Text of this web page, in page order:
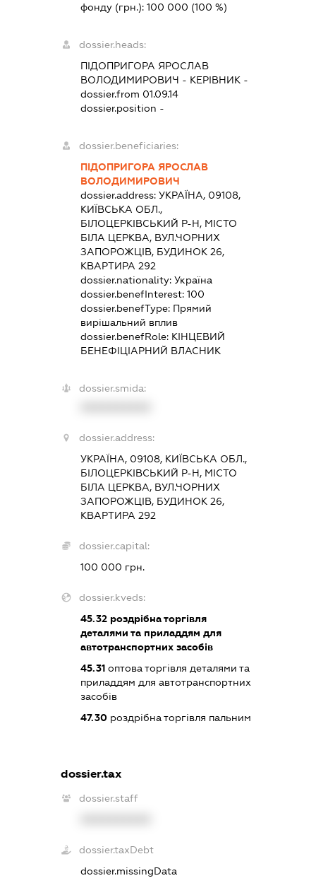
фонду (грн.): 100 000 (100 %)
dossier.heads:
ПІДОПРИГОРА ЯРОСЛАВ
ВОЛОДИМИРОВИЧ - КЕРІВНИК-
dossier.from 01.09.14
dossier.position -
dossier.beneficiaries:
ПІДОПРИГОРА ЯРОСЛАВ
ВОЛОДИМИРОВИЧ
dossier.address: УКРАЇНА, 09108,
КИЇВСЬКА ОБЛ.,
БІЛОЦЕРКІВСЬКИЙ Р-Н, МІСТО
БІЛА ЦЕРКВА, ВУЛ.ЧОРНИХ
ЗАПОРОЖЦІВ, БУДИНОК 26,
КВАРТИРА 292
dossier.nationality: Україна
dossier.benefInterest: 100
dossier.benefType: Прямий
вирішальний вплив
dossier.benefRole: КІНЦЕВИЙ
БЕНЕФІЦІАРНИЙ ВЛАСНИК
dossier.smida:
dossier.address:
УКРАЇНА, 09108, КИЇВСЬКА ОБЛ.,
БІЛОЦЕРКІВСЬКИЙ Р-Н, МІСТО
БІЛА ЦЕРКВА, ВУЛ.ЧОРНИХ
ЗАПОРОЖЦІВ, БУДИНОК 26,
КВАРТИРА 292
dossier.capital:
100 000 грн.
dossier.kveds:
45.32роздрібна торгівля
деталями та приладдям для
автотранспортних засобів
45.31оптова торгівля деталями та
приладдям для автотранспортних
засобів
47.30роздрібна торгівля пальним
dossier.tax
dossier.staff
dossier.taxDebt
dossier.missingData